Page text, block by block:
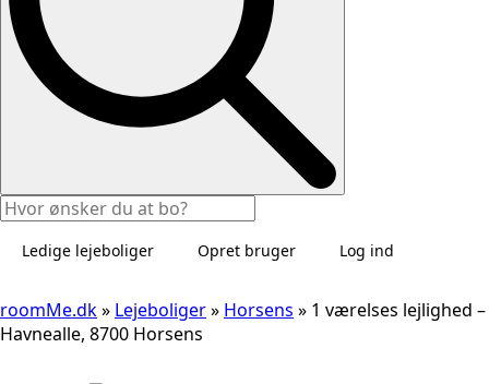
Ledige lejeboliger Opret bruger Log ind
roomMe.dk» Lejeboliger» Horsens » 1 værelses lejlighed –
Havnealle, 8700 Horsens